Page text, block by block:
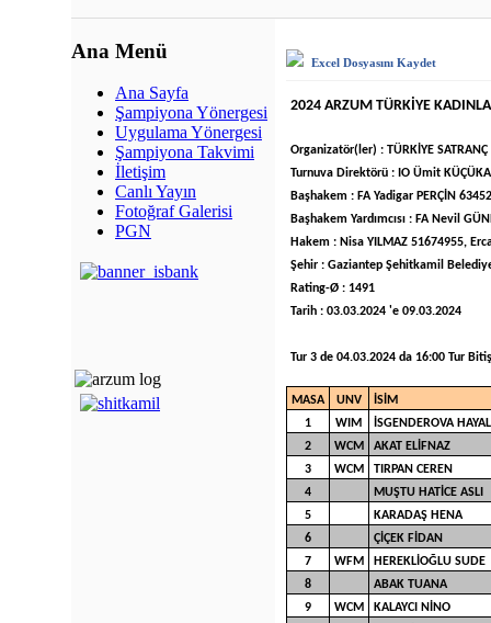
Ana Menü
Ana Sayfa
Şampiyona Yönergesi
Uygulama Yönergesi
Şampiyona Takvimi
İletişim
Canlı Yayın
Fotoğraf Galerisi
PGN
Excel Dosyasını Kaydet
2024 ARZUM TÜRKİYE
Organizatör(ler) : TÜRKİYE SATRANÇ
Turnuva Direktörü : IO Ümit
Başhakem : FA Yadigar PERÇİN
Başhakem Yardımcısı : FA Nevil
Hakem : Nisa YILMAZ 51674955,
Şehir : Gaziantep Şehitkamil
Rating-Ø : 1491
Tarih : 03.03.2024 'e 09.03.2024
Tur 3 de 04.03.2024 da 16:00 Tur
MASA UNV
İSİM
1
WIM
İSGENDEROVA
2
WCM
AKAT ELİFNAZ
3
WCM
TIRPAN CEREN
4
MUŞTU HATİCE ASLI
5
KARADAŞ HENA
6
ÇİÇEK FİDAN
7
WFM
HEREKLİOĞLU SUDE
8
ABAK TUANA
9
WCM
KALAYCI NİNO